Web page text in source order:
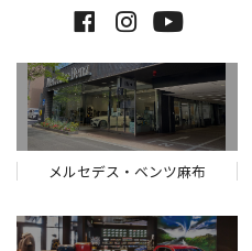
メルセデス・ベンツ麻布